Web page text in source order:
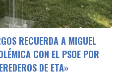
RECUERDA A MIGUEL
CON EL PSOE POR
DE ETA»